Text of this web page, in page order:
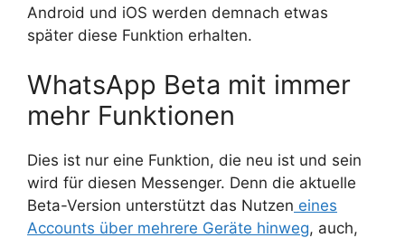
Android und iOS werden demnach etwas
später diese Funktion erhalten.
WhatsApp Beta mit immer
mehr Funktionen
Dies ist nur eine Funktion, die neu ist und sein
wird für diesen Messenger. Denn die aktuelle
Beta-Version unterstützt das Nutzen eines
Accounts über mehrere Geräte hinweg, auch,